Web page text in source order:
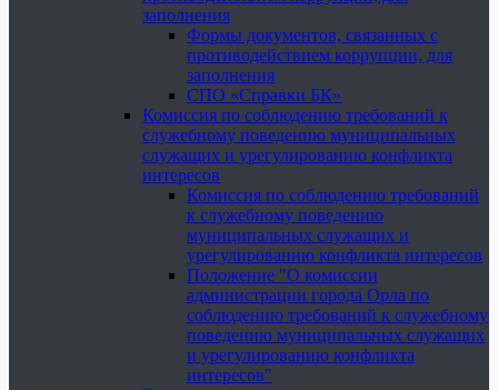
заполнения
Формы документов, связанных с
противодействием коррупции, для
заполнения
СПО «Справки БК»
Комиссия по соблюдению требований к
служебному поведению муниципальных
служащих и урегулированию конфликта
интересов
Комиссия по соблюдению требований
к служебному поведению
муниципальных служащих и
урегулированию конфликта интересов
Положение "О комиссии
администрации города Орла по
соблюдению требований к служебному
поведению муниципальных служащих
и урегулированию конфликта
интересов"